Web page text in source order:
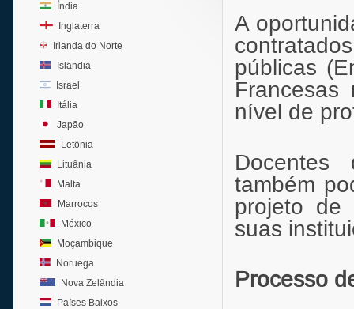
Índia
Inglaterra
Irlanda do Norte
Islândia
Israel
Itália
Japão
Letônia
Lituânia
Malta
Marrocos
México
Moçambique
Noruega
Nova Zelândia
Países Baixos
A
públicas
nível de
Docentes
também
projeto de
suas
Processo